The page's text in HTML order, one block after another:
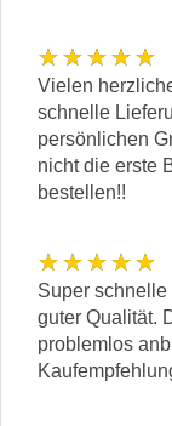
★★★★★
Vielen
schnelle
persönlichen
nicht die erste
bestellen!!
★★★★★
Super
guter Qualität.
problemlos